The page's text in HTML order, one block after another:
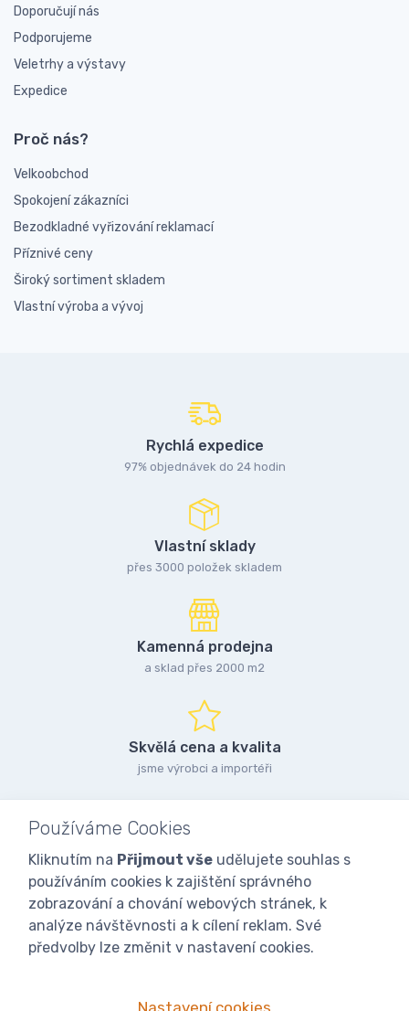
Doporučují nás
Podporujeme
Veletrhy a výstavy
Expedice
Proč nás?
Velkoobchod
Spokojení zákazníci
Bezodkladné vyřizování reklamací
Příznivé ceny
Široký sortiment skladem
Vlastní výroba a vývoj
Rychlá expedice
97% objednávek do 24 hodin
Vlastní sklady
přes 3000 položek skladem
Kamenná prodejna
a sklad přes 2000 m2
Skvělá cena a kvalita
jsme výrobci a importéři
Používáme Cookies
Kliknutím na Přijmout vše udělujete souhlas s
používáním cookies k zajištění správného
zobrazování a chování webových stránek, k
analýze návštěvnosti a k cílení reklam. Své
předvolby lze změnit v nastavení cookies.
Nastavení cookies